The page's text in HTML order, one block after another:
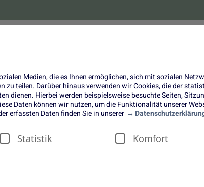
Medien, die es Ihnen ermöglichen, sich mit sozialen
zu teilen. Darüber hinaus verwenden wir Cookies, die der
dienen. Hierbei werden beispielsweise besuchte Seiten,
Daten können wir nutzen, um die Funktionalität unserer
erfassten Daten finden Sie in unserer
Statistik Komfort
Kürbis-Biskuitrolle